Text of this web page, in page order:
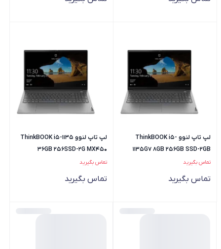
لپ تاپ لنوو ThinkBOOK i5-
1135G7 8GB 256GB SSD-2GB
MX450
تماس بگیرید
تماس بگیرید
لپ تاپ لنوو ThinkBOOK i5-1135
36GB 256SSD-2G MX450
تماس بگیرید
تماس بگیرید